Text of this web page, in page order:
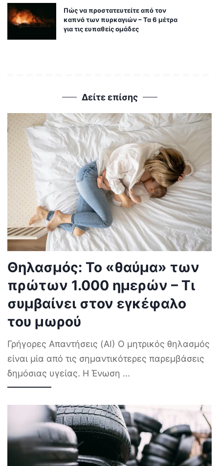
Πώς να προστατευτείτε από τον
καπνό των πυρκαγιών – Τα 6 μέτρα
για τις ευπαθείς ομάδες
Δείτε επίσης
Θηλασμός: Το «θαύμα» των
πρώτων 1.000 ημερών – Τι
συμβαίνει στον εγκέφαλο
του μωρού
Γρήγορες Απαντήσεις (AI) Ο μητρικός θηλασμός
είναι μία από τις σημαντικότερες παρεμβάσεις
δημόσιας υγείας. Η Ένωση ...